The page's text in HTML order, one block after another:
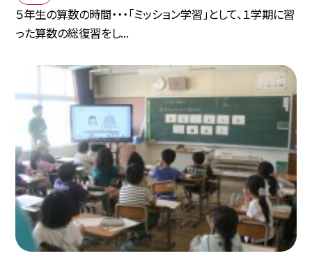
５年生の算数の時間・・・「ミッション学習」として、１学期に習
った算数の総復習をし...